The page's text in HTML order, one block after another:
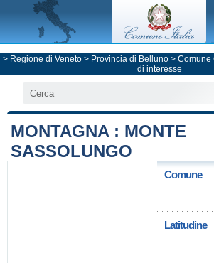
> Regione di Veneto> Provincia di Belluno> Comune
di interesse
MONTAGNA : MONTE
SASSOLUNGO
Comune
Latitudine